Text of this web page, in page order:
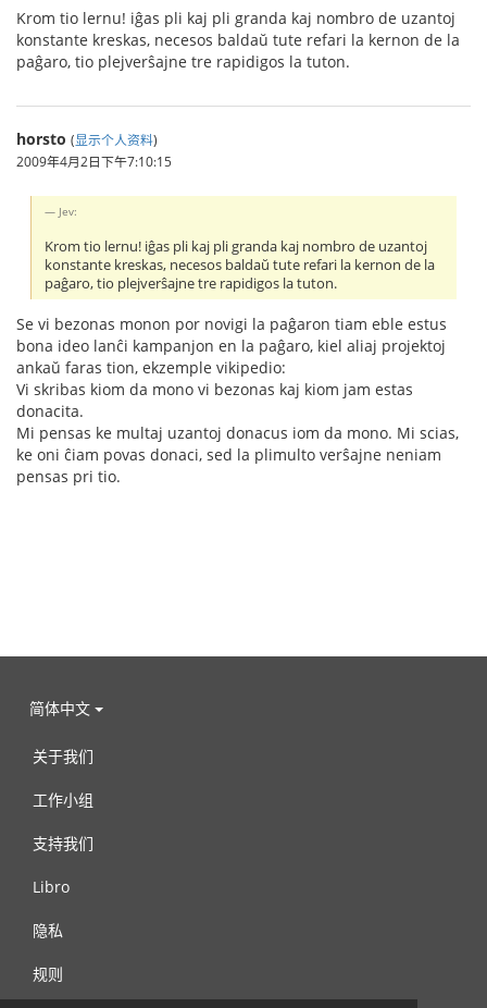
Krom tio lernu! iĝas pli kaj pli granda kaj nombro de uzantoj
konstante kreskas, necesos baldaŭ tute refari la kernon de la
paĝaro, tio plejverŝajne tre rapidigos la tuton.
horsto (显示个人资料)
2009年4月2日下午7:10:15
Jev:
Krom tio lernu! iĝas pli kaj pli granda kaj nombro de uzantoj
konstante kreskas, necesos baldaŭ tute refari la kernon de la
paĝaro, tio plejverŝajne tre rapidigos la tuton.
Se vi bezonas monon por novigi la paĝaron tiam eble estus
bona ideo lanĉi kampanjon en la paĝaro, kiel aliaj projektoj
ankaŭ faras tion, ekzemple vikipedio:
Vi skribas kiom da mono vi bezonas kaj kiom jam estas
donacita.
Mi pensas ke multaj uzantoj donacus iom da mono. Mi scias,
ke oni ĉiam povas donaci, sed la plimulto verŝajne neniam
pensas pri tio.
简体中文
关于我们
工作小组
支持我们
Libro
隐私
规则